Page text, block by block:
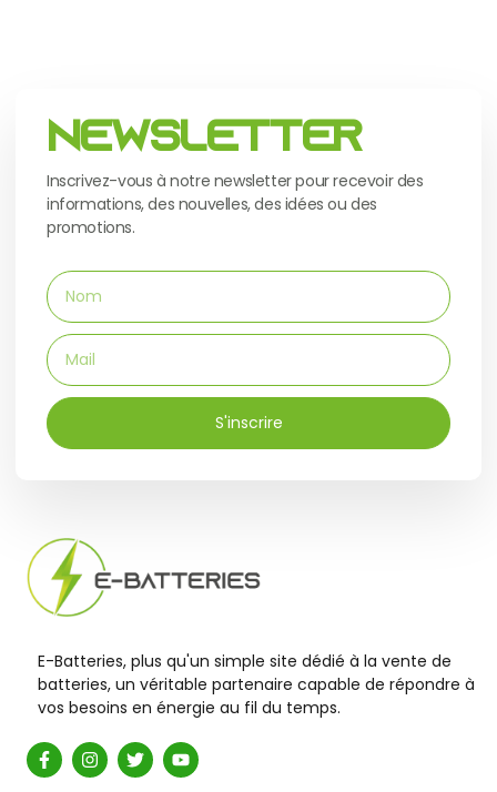
Newsletter
Inscrivez-vous à notre newsletter pour recevoir des
informations, des nouvelles, des idées ou des
promotions.
S'inscrire
E-Batteries, plus qu'un simple site dédié à la vente de
batteries, un véritable partenaire capable de répondre à
vos besoins en énergie au fil du temps.